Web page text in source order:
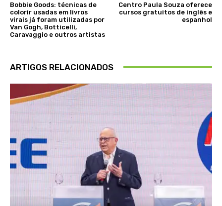
Bobbie Goods: técnicas de
colorir usadas em livros
virais já foram utilizadas por
Van Gogh, Botticelli,
Caravaggio e outros artistas
Centro Paula Souza oferece
cursos gratuitos de inglês e
espanhol
ARTIGOS RELACIONADOS